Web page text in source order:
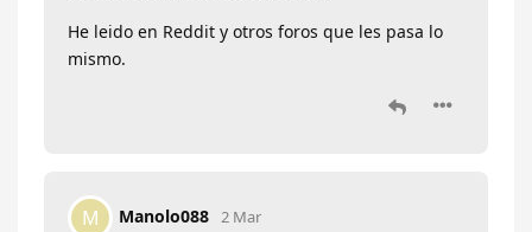
He leido en Reddit y otros foros que les pasa lo
mismo.
M Manolo088 2 Mar